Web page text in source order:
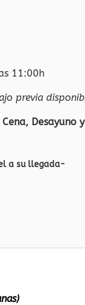
11:00h
previa
Cena, Desayuno
a su llegada-